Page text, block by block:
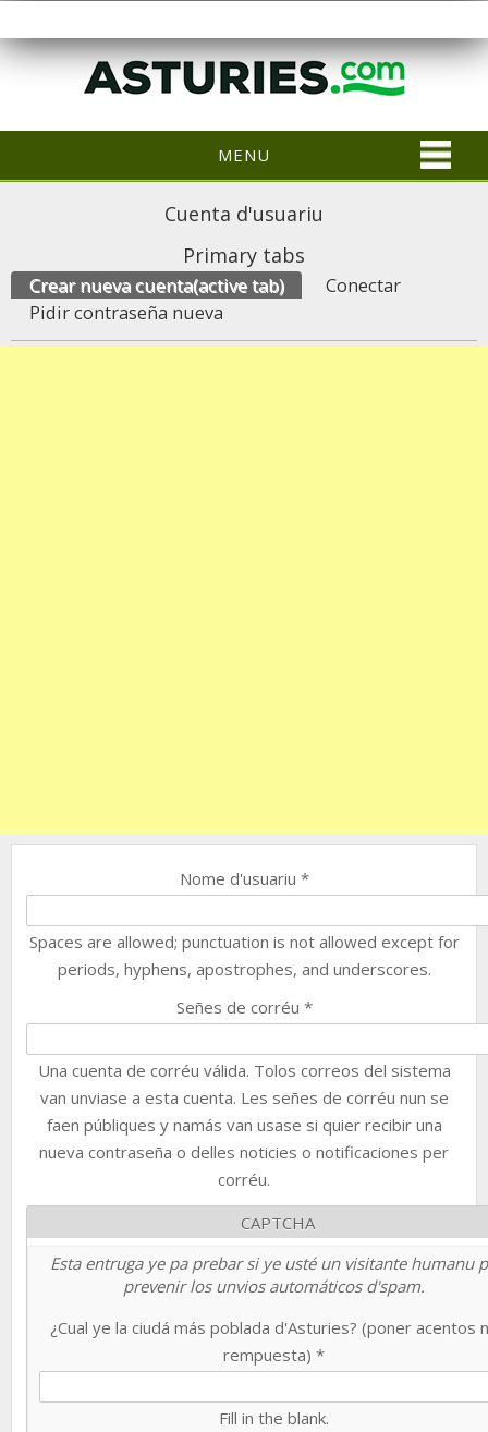
MENU
Cuenta d'usuariu
Primary tabs
Crear nueva cuenta(active tab)
Conectar
Pidir contraseña nueva
Nome d'usuariu *
Spaces are allowed; punctuation is not allowed except for
periods, hyphens, apostrophes, and underscores.
Señes de corréu *
Una cuenta de corréu válida. Tolos correos del sistema
van unviase a esta cuenta. Les señes de corréu nun se
faen públiques y namás van usase si quier recibir una
nueva contraseña o delles noticies o notificaciones per
corréu.
CAPTCHA
Esta entruga ye pa prebar si ye usté un visitante humanu
prevenir los unvios automáticos d'spam.
¿Cual ye la ciudá más poblada d'Asturies? (poner acentos
rempuesta) *
Fill in the blank.